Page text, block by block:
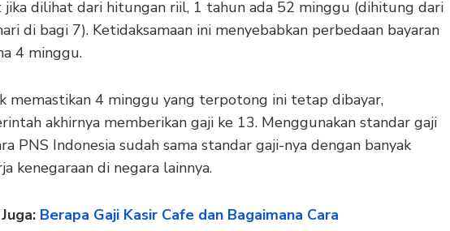
dilihat dari hitungan riil, 1 tahun ada 52 minggu (dihitung dari
di bagi 7). Ketidaksamaan ini menyebabkan perbedaan bayaran
4 minggu.
memastikan 4 minggu yang terpotong ini tetap dibayar,
akhirnya memberikan gaji ke 13. Menggunakan standar gaji
PNS Indonesia sudah sama standar gaji-nya dengan banyak
kenegaraan di negara lainnya.
Berapa Gaji Kasir Cafe dan Bagaimana Cara